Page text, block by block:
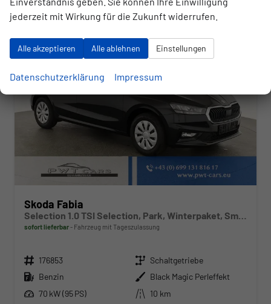
Skoda Fabia
Selection 1.0 TSI Selection, Park, Winterpaket, SmartLink, 4 J.-Garantie
sofort lieferbar Fahrzeug mit Tageszulassung
Fahrzeugnr. 176853 Getriebe Schaltgetriebe
Kraftstoff Benzin Außenfarbe Black Magic Perleffekt
Leistung 70 kW (95 PS) Kilometerstand
10 km
jederzeit mit Wirkung für die Zukunft widerrufen.
Alle akzeptieren Alle ablehnen Einstellungen
Datenschutzerklärung Impressum